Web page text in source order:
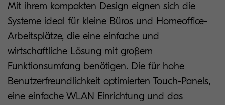
Mit ihrem kompakten Design eignen sich die
Systeme ideal für kleine Büros und Homeoffice-
Arbeitsplätze, die eine einfache und
wirtschaftliche Lösung mit großem
Funktionsumfang benötigen. Die für hohe
Benutzerfreundlichkeit optimierten Touch-Panels,
eine einfache WLAN Einrichtung und das